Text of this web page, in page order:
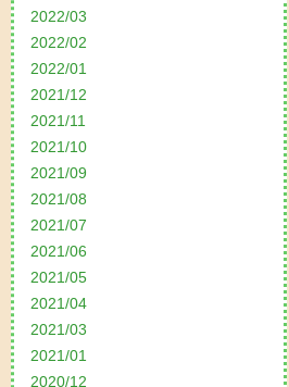
2022/03
2022/02
2022/01
2021/12
2021/11
2021/10
2021/09
2021/08
2021/07
2021/06
2021/05
2021/04
2021/03
2021/01
2020/12